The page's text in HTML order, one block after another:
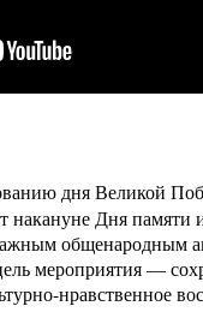
дня Великой
накануне Дня
общенародным
мероприятия —
нравственное